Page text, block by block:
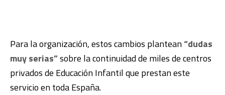
Para la organización, estos cambios plantean“dudas
muy serias”sobre la continuidad de miles de centros
privados de Educación Infantil que prestan este
servicio en toda España.